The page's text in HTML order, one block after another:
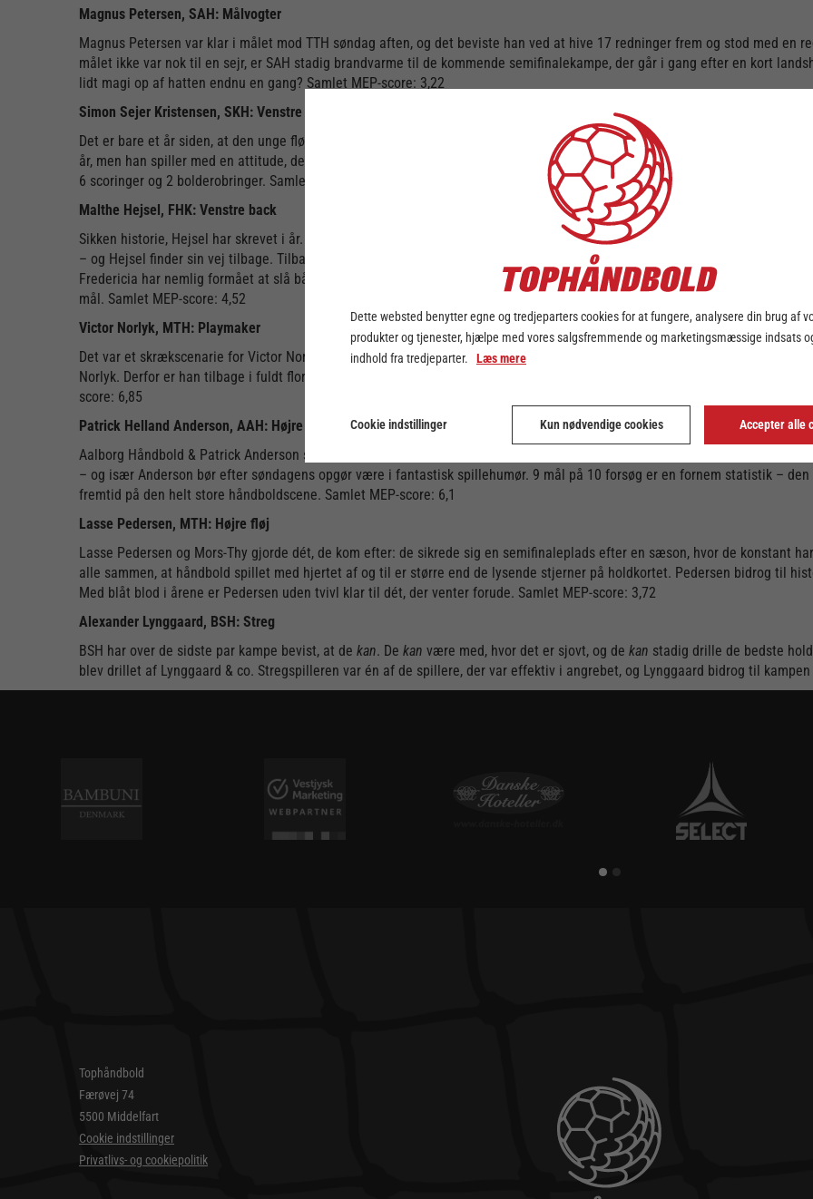
Magnus Petersen, SAH: Målvogter
Magnus Petersen var klar i målet mod TTH søndag aften, og det beviste han ved at hive 17 redninger frem og stod med en
målet ikke var nok til en sejr, er SAH stadig brandvarme til de kommende semifinalekampe, der går i gang efter en kort
lidt magi op af hatten endnu en gang? Samlet MEP-score: 3,22
Simon Sejer Kristensen, SKH: Venstre fløj
Det er bare et år siden, at den unge fløjspiller vi fik sin debut for Skjerns ligahold, og allerede nu viser han takter på, hvor
år, men han spiller med en attitude, der skriger
. I weekenden spillede Skjern sæsonens sidste kamp. Kampen endte
6 scoringer og 2 bolderobringer. Samlet MEP-score: 4,5
Malthe Hejsel, FHK: Venstre back
Sikken historie, Hejsel har skrevet i år. I efteråret blev venstre backen alvorligt syg med hjertemuskelbetændelse og har
– og Hejsel finder sin vej tilbage. Tilbage til håndbolden. Tilbage til Rundens Hold. En smuk og rørende historie, der
Fredericia har nemlig formået at slå både Aalborg og GOG i slutspillet – og dét må da være værd at tage med sig efter en
mål. Samlet MEP-score: 4,52
Victor Norlyk, MTH: Playmaker
Det var et skrækscenarie for Victor Norlyk, der fik melding om, at en hjernerystelse måske ville holde ham ude resten af
Norlyk. Derfor er han tilbage i fuldt flor, og søndag hjalp han med at spille de blå direkte i en semifinale. 9 mål og 8 assists
score: 6,85
Patrick Helland Anderson, AAH: Højre back
Aalborg Håndbold & Patrick Anderson spillede sig til endnu en sejr i slutspillets sidste kamp. De røde og hvide fra nord går
– og især Anderson bør efter søndagens opgør være i fantastisk spillehumør. 9 mål på 10 forsøg er en fornem statistik –
fremtid på den helt store håndboldscene. Samlet MEP-score: 6,1
Lasse Pedersen, MTH: Højre fløj
Lasse Pedersen og Mors-Thy gjorde dét, de kom efter: de sikrede sig en semifinaleplads efter en sæson, hvor de konstant
alle sammen, at håndbold spillet med hjertet af og til er større end de lysende stjerner på holdkortet. Pedersen bidrog til
Med blåt blod i årene er Pedersen uden tvivl klar til dét, der venter forude. Samlet MEP-score: 3,72
Alexander Lynggaard, BSH: Streg
BSH har over de sidste par kampe bevist, at de kan. De kan være med, hvor det er sjovt, og de kan stadig drille de bedste
blev drillet af Lynggaard & co. Stregspilleren var én af de spillere, der var effektiv i angrebet, og Lynggaard bidrog til kampen
Tophåndbold
Færøvej 74
5500 Middelfart
Cookie indstillinger
Privatlivs- og cookiepolitik
Dette websted benytter egne og tredjeparters cookies for at fungere, analysere din brug af
produkter og tjenester, hjælpe med vores salgsfremmende og marketingsmæssige indsats
indhold fra tredjeparter. Læs mere
Cookie indstillinger Kun nødvendige cookies Accepter alle